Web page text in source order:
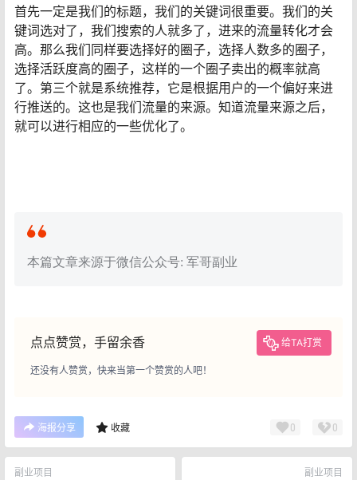
首先一定是我们的标题，我们的关键词很重要。我们的关
键词选对了，我们搜索的人就多了，进来的流量转化才会
高。那么我们同样要选择好的圈子，选择人数多的圈子，
选择活跃度高的圈子，这样的一个圈子卖出的概率就高
了。第三个就是系统推荐，它是根据用户的一个偏好来进
行推送的。这也是我们流量的来源。知道流量来源之后，
就可以进行相应的一些优化了。
本篇文章来源于微信公众号: 军哥副业
点点赞赏，手留余香 给TA打赏
还没有人赞赏，快来当第一个赞赏的人吧！
海报分享 收藏 0 0
副业项目 副业项目